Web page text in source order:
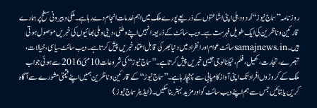
روزنامہ ’’سماج نیوز‘‘ اُردو دہلی اپنی اشاعتوں کے ذریعے پورے ملک میں اہم خدمات انجام دے رہا ہے۔ ملکی وبیرونی سطح پر ہمارے
قارئین وناظرین کی ایک طویل فہرست ہے۔ ویب سائٹ کے ذریعہ انہیں اپنے وطنی، دینی وملی بھائیوں کی خبریں موصول ہوتی
ہیں۔samajnews.inسائٹ عوام اور انفراد میں دنیا بھر کی قابل اعتماد خبریں پیش کرتا ہے۔ ویب سائٹ سیاسی، خیالات،
تبصرے، تجارت، کھیل، فلم، ٹیکنالوجی جیسی خبریں پیش کرتا ہے۔ ’’سماج نیوز‘‘ کی شروعات 10مئی 2016 سے ہوئی جو اب
ملک کے کروڑوں افراد تک اپنی آواز کامیابی سے پہنچا رہا ہے۔ ’’سماج نیوز‘‘ کے قارئین وناظرین ہمیں اپنے قیمتی مشورے سے آگاہ
کریں یا بتائیں جس سے ہم اپنے ویب سائٹ کو اور مزید بہتر بناسکیں۔ (ایڈیٹر سماج نیوز)